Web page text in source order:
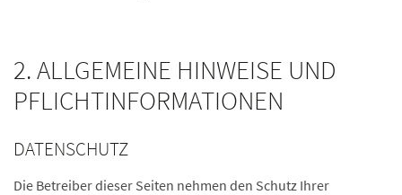
2. ALLGEMEINE HINWEISE UND
PFLICHTINFORMATIONEN
DATENSCHUTZ
Die Betreiber dieser Seiten nehmen den Schutz Ihrer